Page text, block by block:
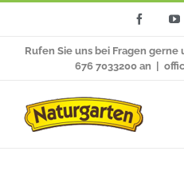
Facebook
Rufen Sie uns bei Fragen gerne
676 7033200 an